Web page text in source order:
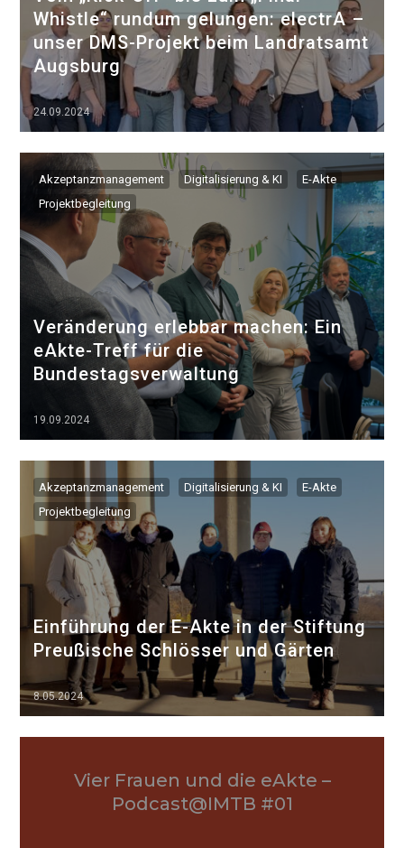
Whistle“ rundum gelungen: electrA –
unser DMS-Projekt beim Landratsamt
Augsburg
24.09.2024
▷▷▷
Akzeptanzmanagement Digitalisierung & KI
E-Akte
Projektbegleitung
Veränderung erlebbar machen: Ein
eAkte-Treff für die
Bundestagsverwaltung
19.09.2024
Akzeptanzmanagement Digitalisierung & KI
E-Akte
Projektbegleitung
Einführung der E-Akte in der Stiftung
Preußische Schlösser und Gärten
8.05.2024
Vier Frauen und die eAkte –
Podcast@IMTB #01